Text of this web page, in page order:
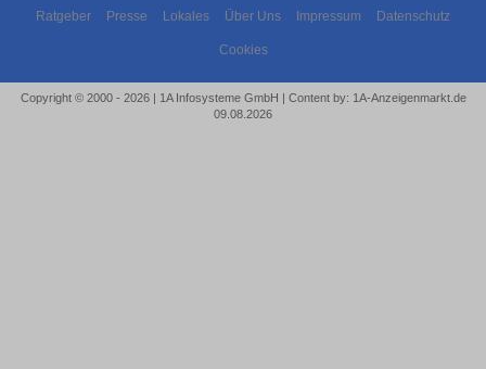
Ratgeber Presse Lokales Über Uns Impressum Datenschutz
Cookies
Copyright © 2000 - 2026 | 1A Infosysteme GmbH | Content by: 1A-Anzeigenmarkt.de
09.08.2026